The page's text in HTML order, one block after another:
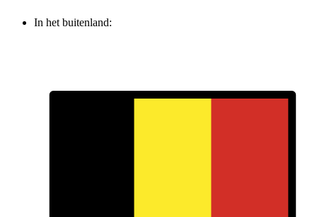
In het buitenland: